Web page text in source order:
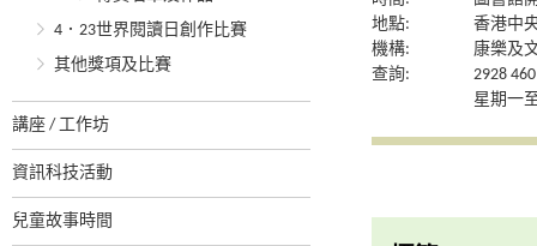
4．23世界閱讀日創作比賽
其他獎項及比賽
講座 / 工作坊
資訊科技活動
兒童故事時間
地點:
香港中
機構:
康樂及
查詢:
2928
星期一